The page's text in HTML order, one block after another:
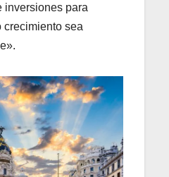
inversiones para
crecimiento sea